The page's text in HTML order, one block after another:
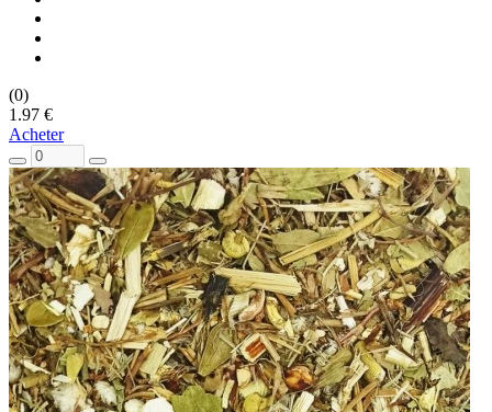
(0)
1.97 €
Acheter